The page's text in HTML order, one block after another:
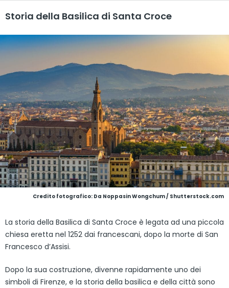
Storia della Basilica di Santa Croce
Credito fotografico: Da Noppasin Wongchum / Shutterstock.com
La storia della Basilica di Santa Croce è legata ad una piccola
chiesa eretta nel 1252 dai francescani, dopo la morte di San
Francesco d’Assisi.
Dopo la sua costruzione, divenne rapidamente uno dei
simboli di Firenze, e la storia della basilica e della città sono